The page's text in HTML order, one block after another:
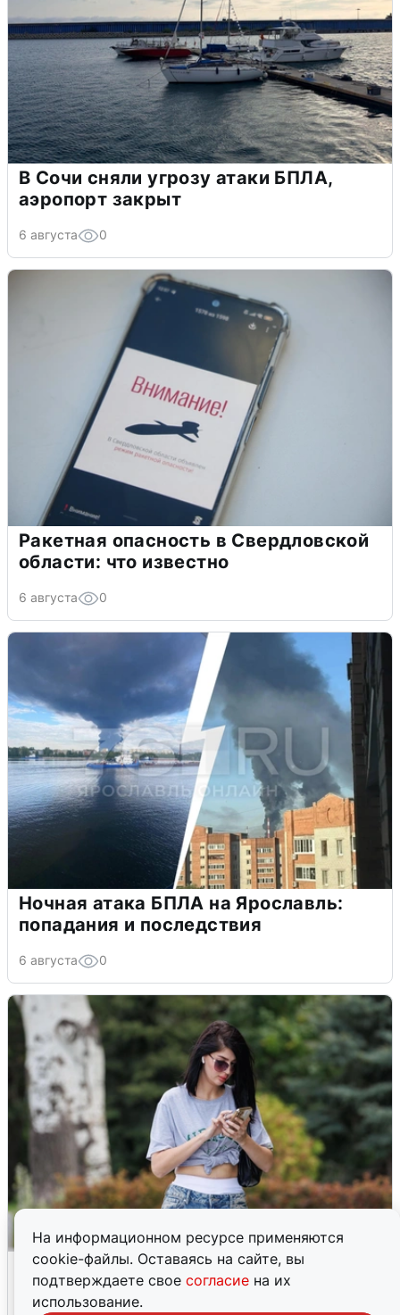
На информационном ресурсе применяются
cookie-файлы. Оставаясь на сайте, вы
подтверждаете свое согласие на их
использование.
В Сочи сняли угрозу атаки БПЛА,
аэропорт закрыт
6 августа 0
Ракетная опасность в Свердловской
области: что известно
6 августа 0
Ночная атака БПЛА на Ярославль:
попадания и последствия
6 августа 0
Волгоградцы остались без
мобильного интернета